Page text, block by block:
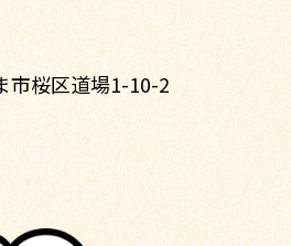
市桜区道場1-10-2